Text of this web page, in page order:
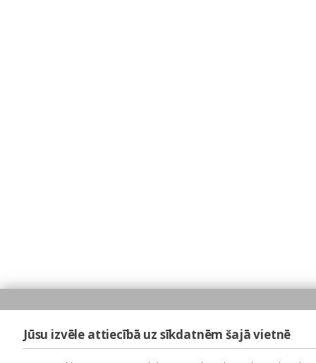
Jūsu izvēle attiecībā uz sīkdatnēm šajā vietnē